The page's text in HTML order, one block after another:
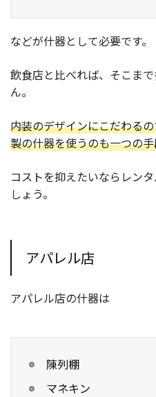
などが什器として必要です。
飲食店と比べれば、そこま
ん。
内装のデザインにこだわる
製の什器を使うのも一つの
コストを抑えたいならレン
しょう。
アパレル店
アパレル店の什器は
陳列棚
マネキン